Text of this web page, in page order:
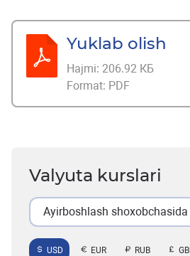
Yuklab olish
Hajmi: 206.92 КБ
Format: PDF
Valyuta kurslari
Ayirboshlash shoxobchasida
USD EUR RUB